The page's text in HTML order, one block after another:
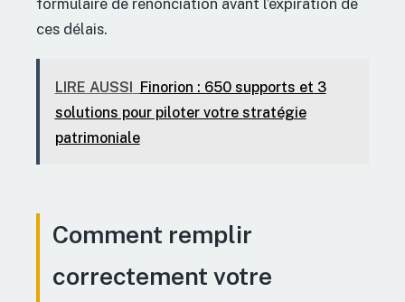
formulaire de renonciation avant l’expiration de
ces délais.
LIRE AUSSI Finorion : 650 supports et 3
solutions pour piloter votre stratégie
patrimoniale
Comment remplir
correctement votre